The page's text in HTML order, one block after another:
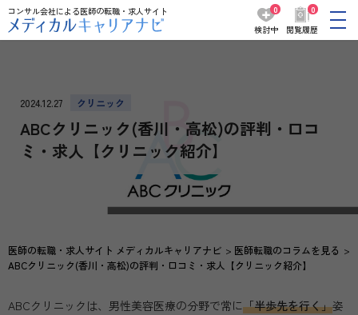
コンサル会社による医師の転職・求人サイト
0
検討中
0
閲覧履歴
2024.12.27 クリニック
ABCクリニック(香川・高松)の評判・口コ
ミ・求人【クリニック紹介】
医師の転職・求人サイト メディカルキャリアナビ
医師転職のコラムを見る
ABCクリニック(香川・高松)の評判・口コミ・求人【クリニック紹介】
ABCクリニックは、男性美容医療の分野で常に「半歩先を行く」姿